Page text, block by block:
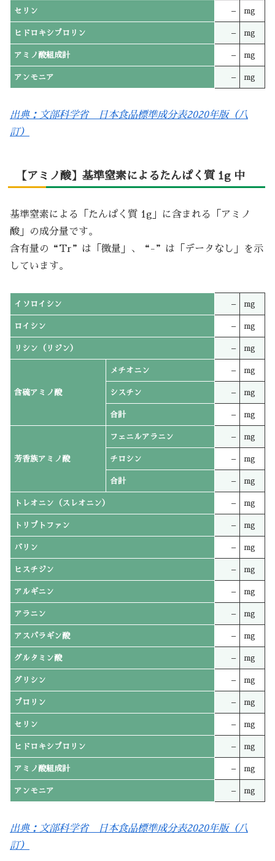
セリン – mg
ヒドロキシプロリン – mg
アミノ酸組成計 – mg
アンモニア – mg
出典：文部科学省 日本食品標準成分表2020年版（八
訂）
【アミノ酸】基準窒素によるたんぱく質 1g 中
基準窒素による「たんぱく質 1g」に含まれる「アミノ
酸」の成分量です。
含有量の“Tr”は「微量」、“-”は「データなし」を示
しています。
イソロイシン – mg
ロイシン – mg
リシン（リジン） – mg
含硫アミノ酸
メチオニン – mg
シスチン – mg
合計 – mg
芳香族アミノ酸
フェニルアラニン – mg
チロシン – mg
合計 – mg
トレオニン（スレオニン） – mg
トリプトファン – mg
バリン – mg
ヒスチジン – mg
アルギニン – mg
アラニン – mg
アスパラギン酸 – mg
グルタミン酸 – mg
グリシン – mg
プロリン – mg
セリン – mg
ヒドロキシプロリン – mg
アミノ酸組成計 – mg
アンモニア – mg
出典：文部科学省 日本食品標準成分表2020年版（八
訂）